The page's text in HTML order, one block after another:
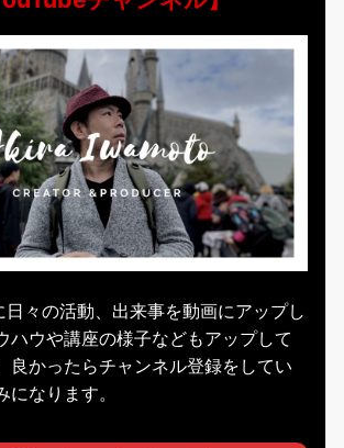
日々の活動、出来事を動画にアップし
ハウや講座の様子などもアップして
良かったらチャンネル登録をしてい
なります。